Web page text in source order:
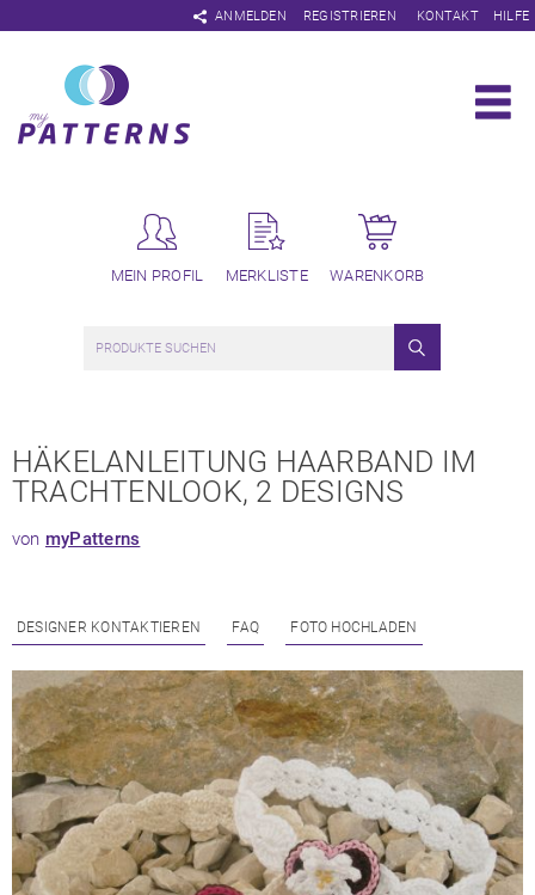
ANMELDEN
Navigation
überspringen
REGISTRIEREN KONTAKT HILFE
MEIN PROFIL MERKLISTE WARENKORB
HÄKELANLEITUNG HAARBAND IM
TRACHTENLOOK, 2 DESIGNS
von myPatterns
DESIGNER KONTAKTIEREN FAQ FOTO HOCHLADEN